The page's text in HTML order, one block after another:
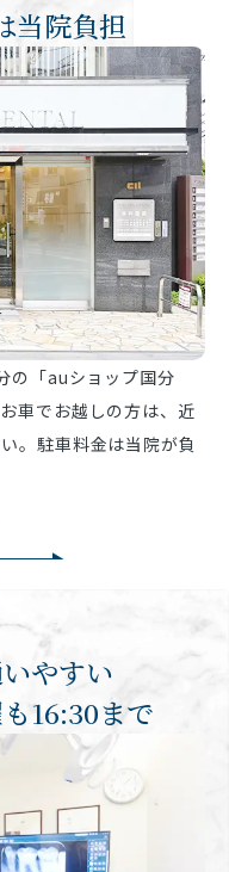
当院負担
の「auショップ国分
車でお越しの方は、近
。駐車料金は当院が負
やすい
16:30まで